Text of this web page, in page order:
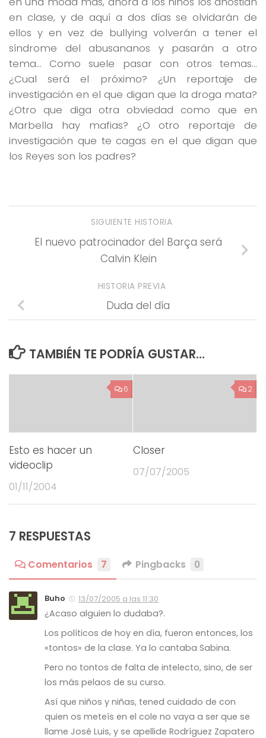
en clase, y de aquí a dos días se olvidarán de
ellos y en vez de bullying volverán a tener el
síndrome del abusananos y pasarán a otro
tema… Como suele pasar con otros temas…
¿Cual será el próximo? ¿Un reportaje de
investigación en el que digan que la droga mata?
¿Otro que diga otra obviedad como que en
Marbella hay mafias? ¿O otro reportaje de
investigación que te cagas en el que digan que
los Reyes son los padres?
SIGUIENTE HISTORIA
El nuevo patrocinador del Barça será
Calvin Klein
HISTORIA PREVIA
Duda del día
TAMBIÉN TE PODRÍA GUSTAR...
6
Esto es hacer un
videoclip
01/11/2004
2
Closer
07/07/2005
7 RESPUESTAS
Comentarios 7 Pingbacks 0
Buho 13/07/2005 a las 11:30
¿Acaso alguien lo dudaba?.
Los políticos de hoy en día, fueron entonces, los
«tontos» de la clase. Ya lo cantaba Sabina.
Pero no tontos de falta de intelecto, sino, de ser
los más pelaos de su curso.
Así que niños y niñas, tened cuidado de con
quien os meteís en el cole no vaya a ser que se
llame José Luis, y se apellide Rodríguez Zapatero